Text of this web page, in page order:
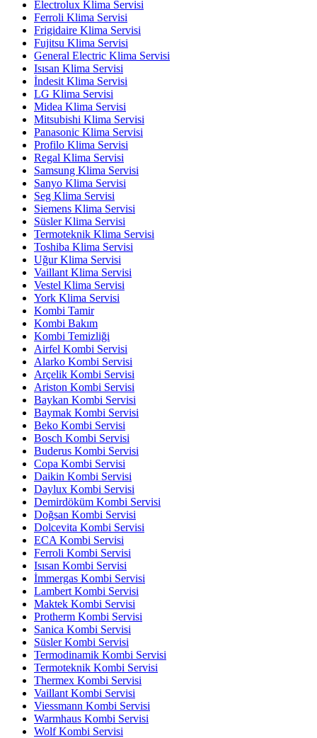
Electrolux Klima Servisi
Ferroli Klima Servisi
Frigidaire Klima Servisi
Fujitsu Klima Servisi
General Electric Klima Servisi
Isısan Klima Servisi
İndesit Klima Servisi
LG Klima Servisi
Midea Klima Servisi
Mitsubishi Klima Servisi
Panasonic Klima Servisi
Profilo Klima Servisi
Regal Klima Servisi
Samsung Klima Servisi
Sanyo Klima Servisi
Seg Klima Servisi
Siemens Klima Servisi
Süsler Klima Servisi
Termoteknik Klima Servisi
Toshiba Klima Servisi
Uğur Klima Servisi
Vaillant Klima Servisi
Vestel Klima Servisi
York Klima Servisi
Kombi Tamir
Kombi Bakım
Kombi Temizliği
Airfel Kombi Servisi
Alarko Kombi Servisi
Arçelik Kombi Servisi
Ariston Kombi Servisi
Baykan Kombi Servisi
Baymak Kombi Servisi
Beko Kombi Servisi
Bosch Kombi Servisi
Buderus Kombi Servisi
Copa Kombi Servisi
Daikin Kombi Servisi
Daylux Kombi Servisi
Demirdöküm Kombi Servisi
Doğsan Kombi Servisi
Dolcevita Kombi Servisi
ECA Kombi Servisi
Ferroli Kombi Servisi
Isısan Kombi Servisi
İmmergas Kombi Servisi
Lambert Kombi Servisi
Maktek Kombi Servisi
Protherm Kombi Servisi
Sanica Kombi Servisi
Süsler Kombi Servisi
Termodinamik Kombi Servisi
Termoteknik Kombi Servisi
Thermex Kombi Servisi
Vaillant Kombi Servisi
Viessmann Kombi Servisi
Warmhaus Kombi Servisi
Wolf Kombi Servisi